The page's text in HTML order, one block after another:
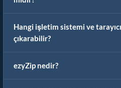
Hangi işletim sistemi ve
çıkarabilir?
ezyZip nedir?